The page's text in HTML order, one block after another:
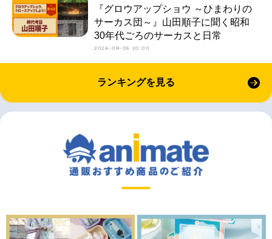
『グロウアップショウ ～ひまわりの
サーカス団～』山田順子に聞く昭和
30年代ごろのサーカスと日常
2026-08-05 20:00
ランキングを見る